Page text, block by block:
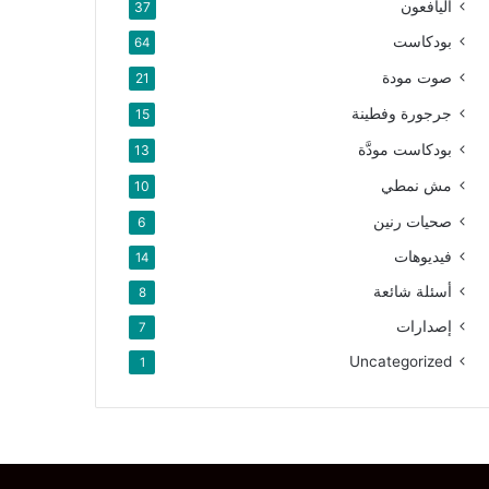
اليافعون 37
بودكاست 64
صوت مودة 21
جرجورة وفطينة 15
بودكاست مودَّة 13
مش نمطي 10
صحيات رنين 6
فيديوهات 14
أسئلة شائعة 8
إصدارات 7
Uncategorized
1